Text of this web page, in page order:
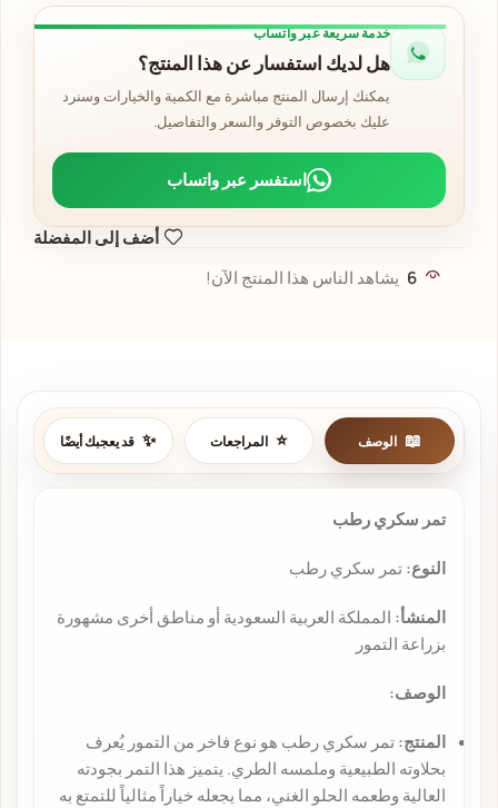
خدمة سريعة عبر واتساب
هل لديك استفسار عن هذا المنتج؟
يمكنك إرسال المنتج مباشرة مع الكمية والخيارات وسنرد
عليك بخصوص التوفر والسعر والتفاصيل.
استفسر عبر واتساب
أضف إلى المفضلة
6 يشاهد الناس هذا المنتج الآن!
الوصف المراجعات قد يعجبك أيضًا
تمر سكري رطب
النوع:تمر سكري رطب
المنشأ: المملكة العربية السعودية أو مناطق أخرى مشهورة
بزراعة التمور
الوصف:
المنتج:تمر سكري رطب هو نوع فاخر من التمور يُعرف
بحلاوته الطبيعية وملمسه الطري. يتميز هذا التمر بجودته
العالية وطعمه الحلو الغني، مما يجعله خياراً مثالياً للتمتع به